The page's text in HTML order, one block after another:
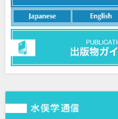
日本語